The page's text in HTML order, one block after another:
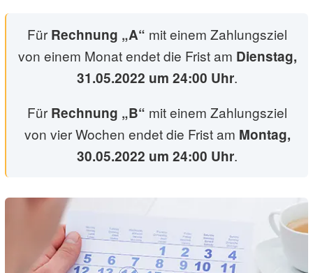
Für Rechnung „A“ mit einem Zahlungsziel
von einem Monat endet die Frist am Dienstag,
31.05.2022 um 24:00 Uhr.
Für Rechnung „B“ mit einem Zahlungsziel
von vier Wochen endet die Frist am Montag,
30.05.2022 um 24:00 Uhr.